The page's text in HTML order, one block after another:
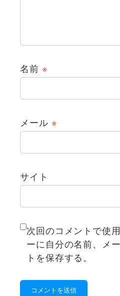
名前 ※
メール ※
サイト
次回のコメントで使
ーに自分の名前、メ
トを保存する。